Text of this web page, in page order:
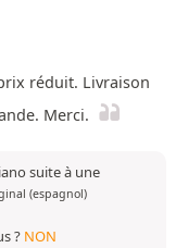
réduit. Livraison
Merci.
suite à une
(espagnol)
? NON